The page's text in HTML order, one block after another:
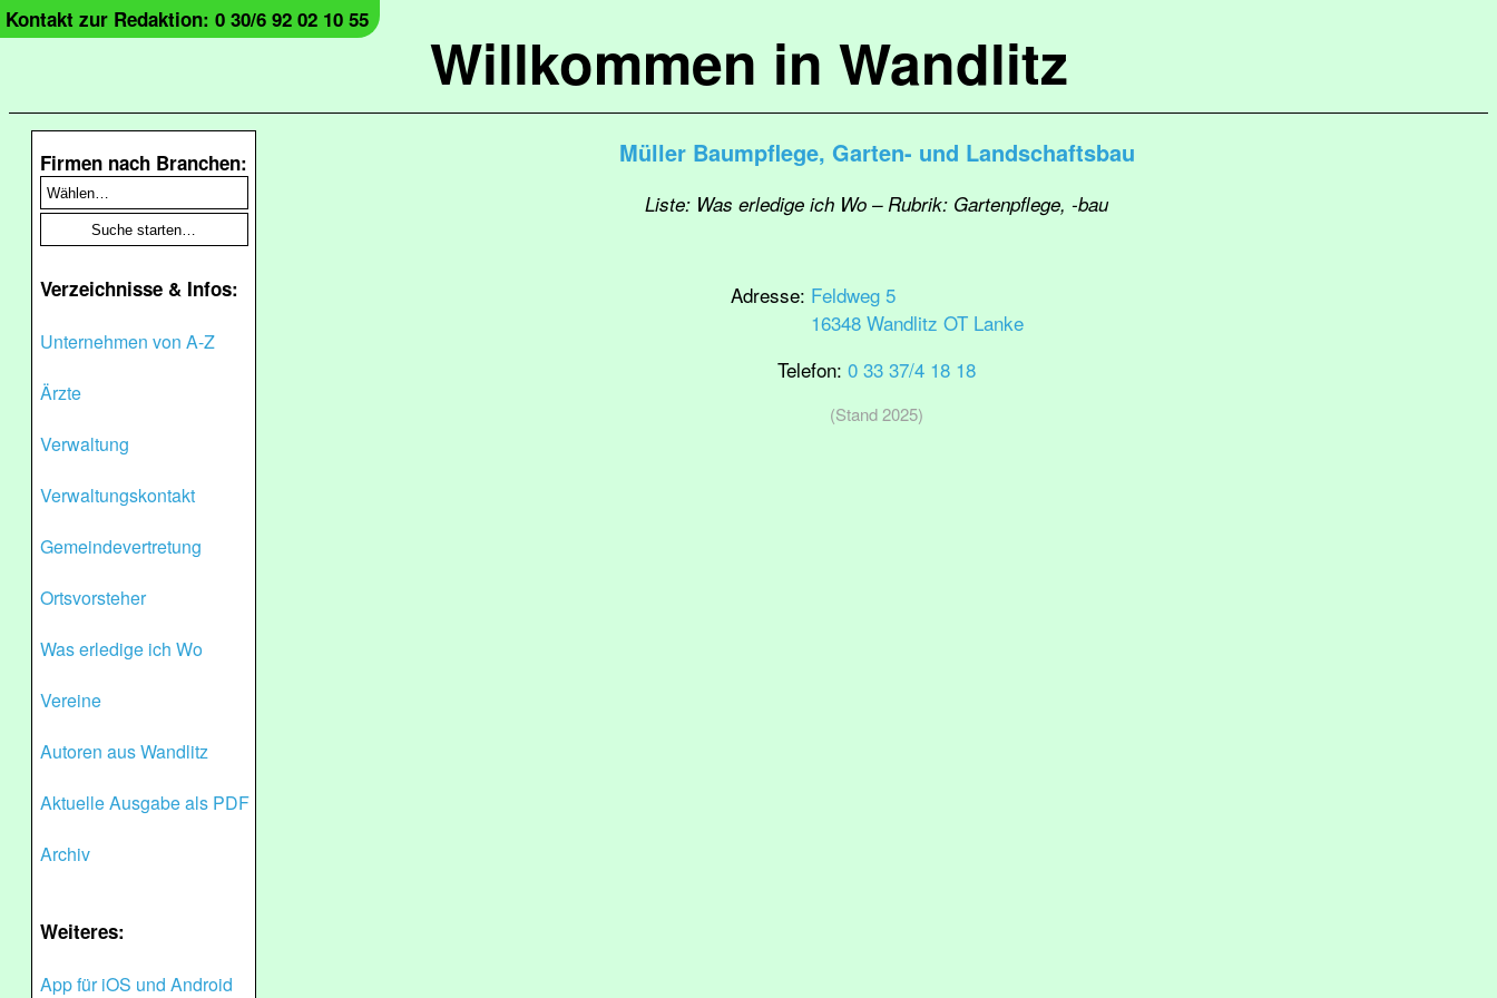
Willkommen in Wandlitz
Kontakt zur Redaktion: 0 30/6 92 02 10 55
Firmen nach Branchen:
Verzeichnisse & Infos:
Unternehmen von A-Z
Ärzte
Verwaltung
Verwaltungskontakt
Gemeindevertretung
Ortsvorsteher
Was erledige ich Wo
Vereine
Autoren aus Wandlitz
Aktuelle Ausgabe als PDF
Archiv
Weiteres:
App für iOS und Android
Müller Baumpflege, Garten- und Landschaftsbau
Liste: Was erledige ich Wo – Rubrik: Gartenpflege, -bau
Adresse: Feldweg 5
16348 Wandlitz OT Lanke
Telefon: 0 33 37/4 18 18
(Stand 2025)